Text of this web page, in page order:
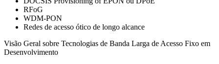
RFoG
WDM-PON
Redes de acesso ótico de longo alcance
Visão Geral sobre Tecnologias de Banda Larga de Acesso Fixo em
Desenvolvimento